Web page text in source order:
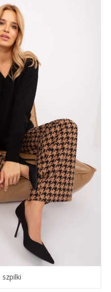
szpilki